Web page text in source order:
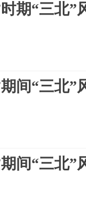
期“三北”
间“三北”
间“三北”